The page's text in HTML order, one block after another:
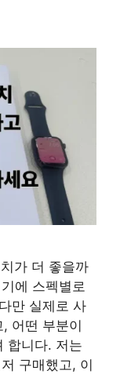
가 더 좋을까
에 스펙별로
만 실제로 사
어떤 부분이
합니다. 저는
구매했고, 이